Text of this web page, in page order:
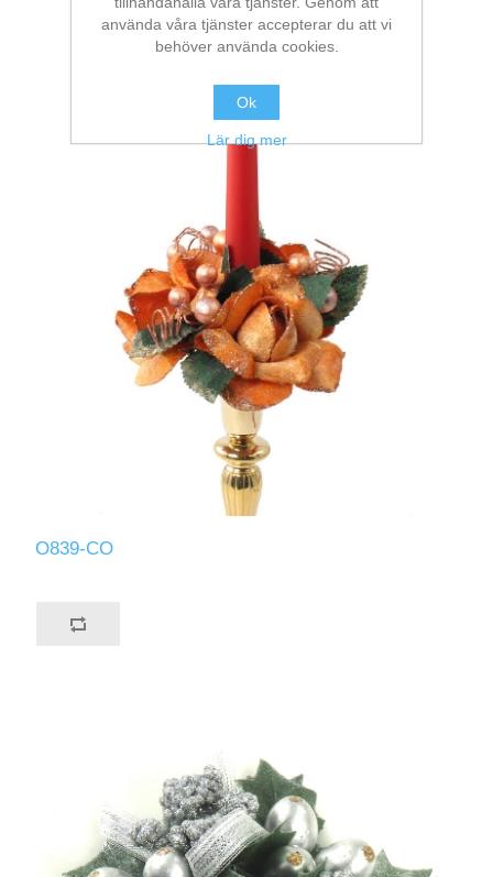
O839-CO
använda våra tjänster accepterar du att vi
behöver använda cookies.
Ok
Lär dig mer